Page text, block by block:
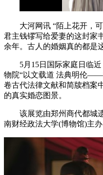
大河网讯 “陌上花开，
君主钱镠写给爱妻的这封家
余年。古人的婚姻真的都是
5月15日国际家庭日临近
物院“以文载道 法典明伦——
卷古代法律文献和简牍档案
的真实婚恋图景。
该展览由郑州商代都城遗
南财经政法大学(博物馆)主